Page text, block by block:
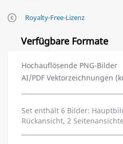
Royalty-Free-Lizenz
Verfügbare Formate
Hochauflösende PNG-Bilder
AI/PDF Vektorzeichnungen
Set enthält 6 Bilder:
Rückansicht, 2